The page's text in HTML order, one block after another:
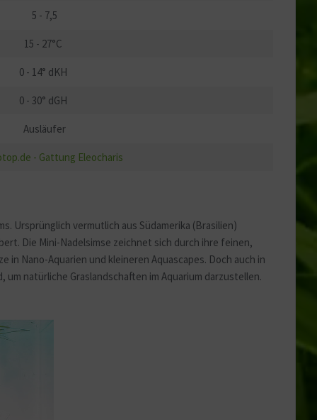
5 - 7,5
15 - 27°C
0 - 14° dKH
0 - 30° dGH
Ausläufer
- Gattung Eleocharis
Ursprünglich vermutlich aus Südamerika (Brasilien)
Die Mini-Nadelsimse zeichnet sich durch ihre feinen,
Nano-Aquarien und kleineren Aquascapes. Doch auch in
natürliche Graslandschaften im Aquarium darzustellen.